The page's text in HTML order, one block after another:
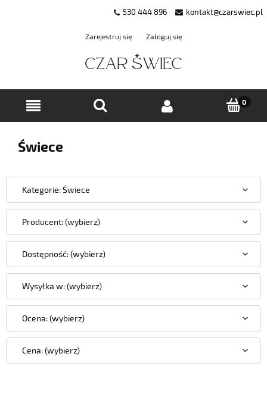
530 444 896 kontakt@czarswiec.pl
Zarejestruj się Zaloguj się
Świece
Kategorie: Świece
Producent: (wybierz)
Dostępność: (wybierz)
Wysyłka w: (wybierz)
Ocena: (wybierz)
Cena: (wybierz)